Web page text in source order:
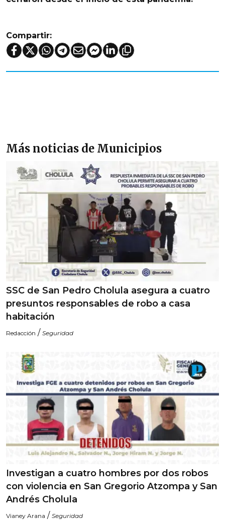
Compartir:
Más noticias de Municipios
SSC de San Pedro Cholula asegura a cuatro
presuntos responsables de robo a casa
habitación
Redacción / Seguridad
Investigan a cuatro hombres por dos robos
con violencia en San Gregorio Atzompa y San
Andrés Cholula
Vianey Arana / Seguridad